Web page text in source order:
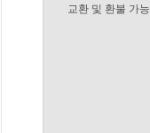
교환 및 환불 가능